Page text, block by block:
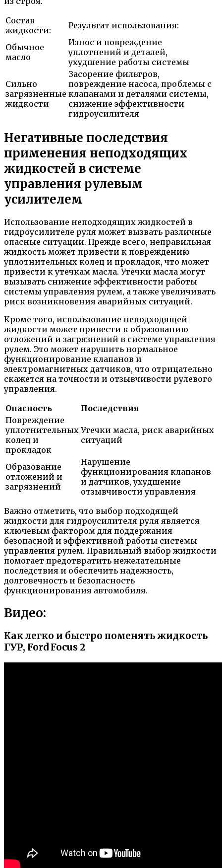
Состав
жидкости:
Результат использования:
Обычное
масло
Износ и повреждение
уплотнений и деталей,
ухудшение работы системы
Сильно
загрязненные
жидкости
Засорение фильтров,
повреждение насоса, проблемы с
клапанами и деталями системы,
снижение эффективности
гидроусилителя
Негативные последствия
применения неподходящих
жидкостей в системе
управления рулевым
усилителем
Использование неподходящих жидкостей в
гидроусилителе руля может вызвать различные
опасные ситуации. Прежде всего, неправильная
жидкость может привести к повреждению
уплотнительных колец и прокладок, что может
привести к утечкам масла. Утечки масла могут
вызывать снижение эффективности работы
системы управления рулем, а также увеличивать
риск возникновения аварийных ситуаций.
Кроме того, использование неподходящей
жидкости может привести к образованию
отложений и загрязнений в системе управления
рулем. Это может нарушить нормальное
функционирование клапанов и
электромагнитных датчиков, что отрицательно
скажется на точности и отзывчивости рулевого
управления.
Опасность
Последствия
Повреждение
уплотнительных
колец и
прокладок
Утечки масла, риск аварийных
ситуаций
Образование
отложений и
загрязнений
Нарушение
функционирования клапанов
и датчиков, ухудшение
отзывчивости управления
Важно отметить, что выбор подходящей
жидкости для гидроусилителя руля является
ключевым фактором для поддержания
безопасной и эффективной работы системы
управления рулем. Правильный выбор жидкости
помогает предотвратить нежелательные
последствия и обеспечить надежность,
долговечность и безопасность
функционирования автомобиля.
Видео:
Как легко и быстро поменять жидкость
ГУР, Ford Focus 2